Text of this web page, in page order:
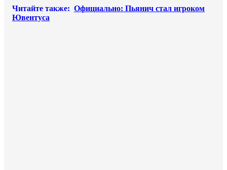
Читайте также: Официально: Пьянич стал игроком
Ювентуса